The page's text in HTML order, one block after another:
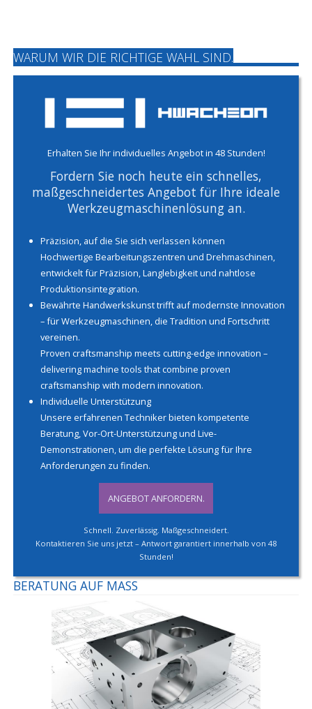
WARUM WIR DIE RICHTIGE WAHL SIND.
Erhalten Sie Ihr individuelles Angebot in 48 Stunden!
Fordern Sie noch heute ein schnelles,
maßgeschneidertes Angebot für Ihre ideale
Werkzeugmaschinenlösung an.
Präzision, auf die Sie sich verlassen können
Hochwertige Bearbeitungszentren und Drehmaschinen,
entwickelt für Präzision, Langlebigkeit und nahtlose
Produktionsintegration.
Bewährte Handwerkskunst trifft auf modernste Innovation
– für Werkzeugmaschinen, die Tradition und Fortschritt
vereinen.
Proven craftsmanship meets cutting-edge innovation –
delivering machine tools that combine proven
craftsmanship with modern innovation.
Individuelle Unterstützung
Unsere erfahrenen Techniker bieten kompetente
Beratung, Vor-Ort-Unterstützung und Live-
Demonstrationen, um die perfekte Lösung für Ihre
Anforderungen zu finden.
ANGEBOT ANFORDERN.
Schnell. Zuverlässig. Maßgeschneidert.
Kontaktieren Sie uns jetzt – Antwort garantiert innerhalb von 48
Stunden!
BERATUNG AUF MASS